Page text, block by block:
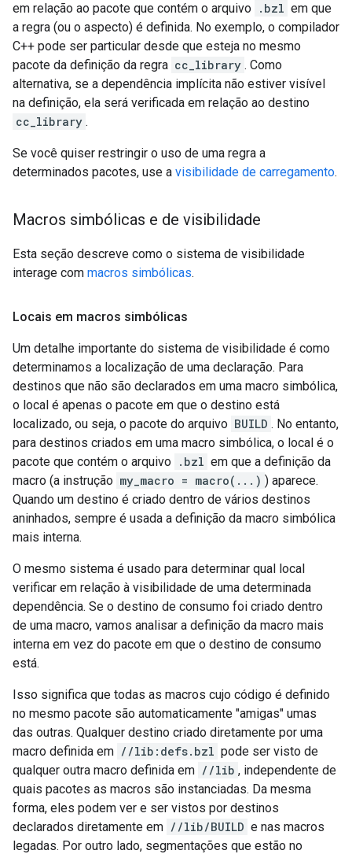
em relação ao pacote que contém o arquivo .bzl em que
a regra (ou o aspecto) é definida. No exemplo, o compilador
C++ pode ser particular desde que esteja no mesmo
pacote da definição da regra cc_library . Como
alternativa, se a dependência implícita não estiver visível
na definição, ela será verificada em relação ao destino
cc_library .
Se você quiser restringir o uso de uma regra a
determinados pacotes, use a visibilidade de carregamento.
Macros simbólicas e de visibilidade
Esta seção descreve como o sistema de visibilidade
interage com macros simbólicas.
Locais em macros simbólicas
Um detalhe importante do sistema de visibilidade é como
determinamos a localização de uma declaração. Para
destinos que não são declarados em uma macro simbólica,
o local é apenas o pacote em que o destino está
localizado, ou seja, o pacote do arquivo BUILD . No entanto,
para destinos criados em uma macro simbólica, o local é o
pacote que contém o arquivo .bzl em que a definição da
macro (a instrução my_macro = macro(...) ) aparece.
Quando um destino é criado dentro de vários destinos
aninhados, sempre é usada a definição da macro simbólica
mais interna.
O mesmo sistema é usado para determinar qual local
verificar em relação à visibilidade de uma determinada
dependência. Se o destino de consumo foi criado dentro
de uma macro, vamos analisar a definição da macro mais
interna em vez do pacote em que o destino de consumo
está.
Isso significa que todas as macros cujo código é definido
no mesmo pacote são automaticamente "amigas" umas
das outras. Qualquer destino criado diretamente por uma
macro definida em //lib:defs.bzl pode ser visto de
qualquer outra macro definida em //lib , independente de
quais pacotes as macros são instanciadas. Da mesma
forma, eles podem ver e ser vistos por destinos
declarados diretamente em //lib/BUILD e nas macros
legadas. Por outro lado, segmentações que estão no